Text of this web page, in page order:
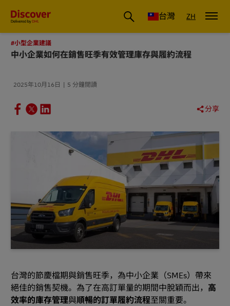
DHL 台灣：國際快遞商業洞察與物流指南台灣 ZH
#小型企業建議
中小企業如何在銷售旺季有效管理庫存與履約流程
2025年10月16日 5 分鐘閱讀
分享
台灣的節慶檔期與銷售旺季，為中小企業（SMEs）帶來
絕佳的銷售契機。為了在高訂單量的期間中脫穎而出， 高
效率的庫存管理與順暢的訂單履約流程至關重要。